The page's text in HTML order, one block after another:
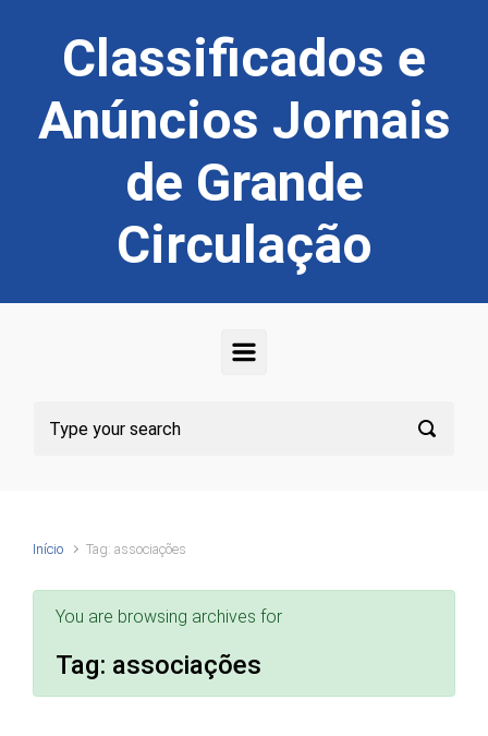
Classificados e
Anúncios Jornais
de Grande
Circulação
Início Tag: associações
You are browsing archives for
Tag: associações